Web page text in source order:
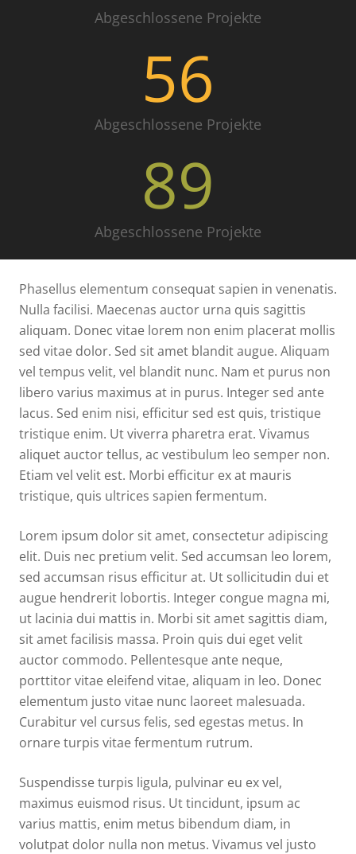
Abgeschlossene Projekte
56
Abgeschlossene Projekte
89
Abgeschlossene Projekte
Phasellus elementum consequat sapien in venenatis.
Nulla facilisi. Maecenas auctor urna quis sagittis
aliquam. Donec vitae lorem non enim placerat mollis
sed vitae dolor. Sed sit amet blandit augue. Aliquam
vel tempus velit, vel blandit nunc. Nam et purus non
libero varius maximus at in purus. Integer sed ante
lacus. Sed enim nisi, efficitur sed est quis, tristique
tristique enim. Ut viverra pharetra erat. Vivamus
aliquet auctor tellus, ac vestibulum leo semper non.
Etiam vel velit est. Morbi efficitur ex at mauris
tristique, quis ultrices sapien fermentum.
Lorem ipsum dolor sit amet, consectetur adipiscing
elit. Duis nec pretium velit. Sed accumsan leo lorem,
sed accumsan risus efficitur at. Ut sollicitudin dui et
augue hendrerit lobortis. Integer congue magna mi,
ut lacinia dui mattis in. Morbi sit amet sagittis diam,
sit amet facilisis massa. Proin quis dui eget velit
auctor commodo. Pellentesque ante neque,
porttitor vitae eleifend vitae, aliquam in leo. Donec
elementum justo vitae nunc laoreet malesuada.
Curabitur vel cursus felis, sed egestas metus. In
ornare turpis vitae fermentum rutrum.
Suspendisse turpis ligula, pulvinar eu ex vel,
maximus euismod risus. Ut tincidunt, ipsum ac
varius mattis, enim metus bibendum diam, in
volutpat dolor nulla non metus. Vivamus vel justo